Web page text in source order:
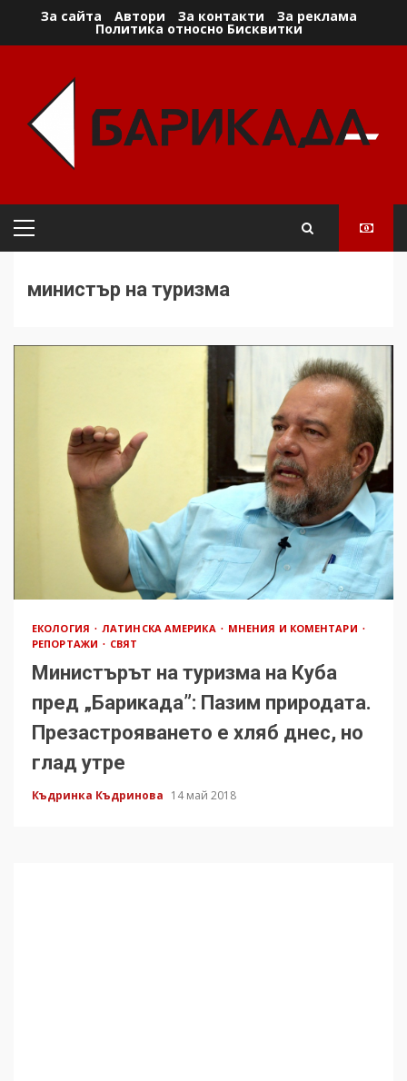
За сайта Автори За контакти За реклама
Политика относно Бисквитки
Primary
министър на туризма
ЕКОЛОГИЯ ЛАТИНСКА АМЕРИКА
МНЕНИЯ И КОМЕНТАРИ
РЕПОРТАЖИ
СВЯТ
Министърът на туризма на Куба
пред „Барикада”: Пазим природата.
Презастрояването е хляб днес, но
глад утре
Къдринка Къдринова 14 май 2018